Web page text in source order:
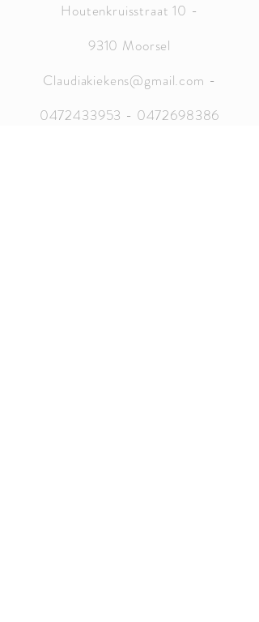
Houtenkruisstraat 10 -
9310 Moorsel
Claudiakiekens@gmail.com -
0472433953 - 0472698386